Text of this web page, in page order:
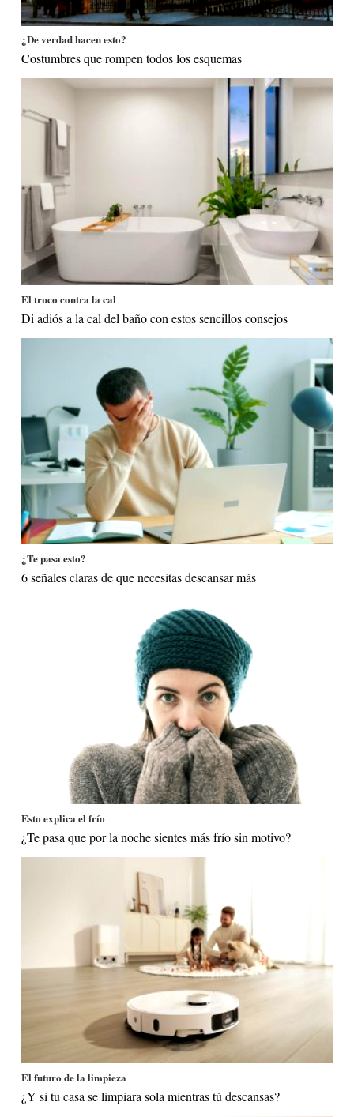
¿De verdad hacen esto?
Costumbres que rompen todos los esquemas
El truco contra la cal
Di adiós a la cal del baño con estos sencillos consejos
¿Te pasa esto?
6 señales claras de que necesitas descansar más
Esto explica el frío
¿Te pasa que por la noche sientes más frío sin motivo?
El futuro de la limpieza
¿Y si tu casa se limpiara sola mientras tú descansas?